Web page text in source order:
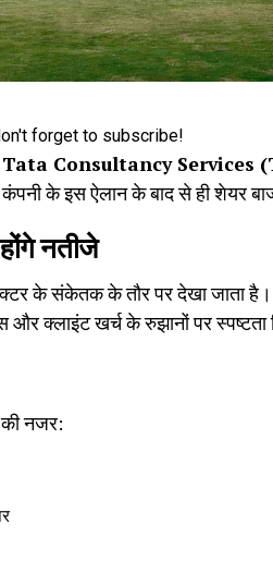
forget to subscribe!
Tata Consultancy Services
के इस ऐलान के बाद से ही शेयर
नतीजे
के संकेतक के तौर पर देखा जाता है।
और क्लाइंट खर्च के रुझानों पर स्पष्टता
नजर: